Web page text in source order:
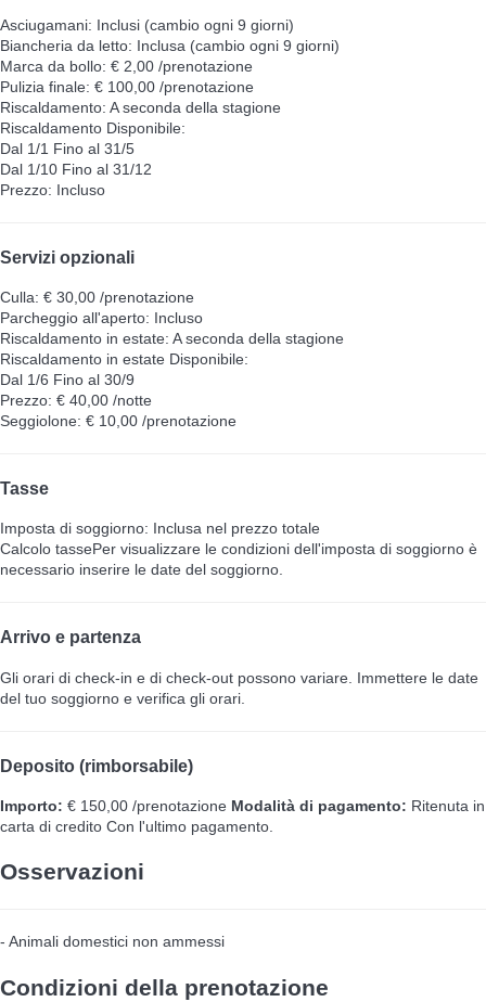
Asciugamani: Inclusi (cambio ogni 9 giorni)
Biancheria da letto: Inclusa (cambio ogni 9 giorni)
Marca da bollo: € 2,00 /prenotazione
Pulizia finale: € 100,00 /prenotazione
Riscaldamento: A seconda della stagione
Riscaldamento Disponibile:
Dal 1/1 Fino al 31/5
Dal 1/10 Fino al 31/12
Prezzo: Incluso
Servizi opzionali
Culla: € 30,00 /prenotazione
Parcheggio all'aperto: Incluso
Riscaldamento in estate: A seconda della stagione
Riscaldamento in estate Disponibile:
Dal 1/6 Fino al 30/9
Prezzo: € 40,00 /notte
Seggiolone: € 10,00 /prenotazione
Tasse
Imposta di soggiorno: Inclusa nel prezzo totale
Calcolo tassePer visualizzare le condizioni dell'imposta di soggiorno è
necessario inserire le date del soggiorno.
Arrivo e partenza
Gli orari di check-in e di check-out possono variare. Immettere le date
del tuo soggiorno e verifica gli orari.
Deposito (rimborsabile)
Importo: € 150,00 /prenotazione Modalità di pagamento: Ritenuta in
carta di credito Con l'ultimo pagamento.
Osservazioni
- Animali domestici non ammessi
Condizioni della prenotazione